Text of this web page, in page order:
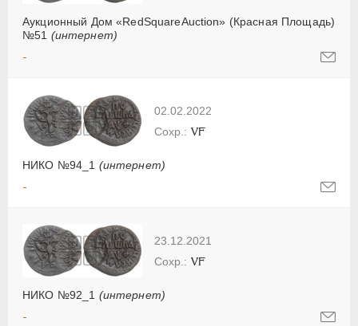
Аукционный Дом «RedSquareAuction» (Красная Площадь)
№51 (интернет)
-
02.02.2022
НИКО №94_1 (интернет)
VF
-
23.12.2021
НИКО №92_1 (интернет)
VF
-